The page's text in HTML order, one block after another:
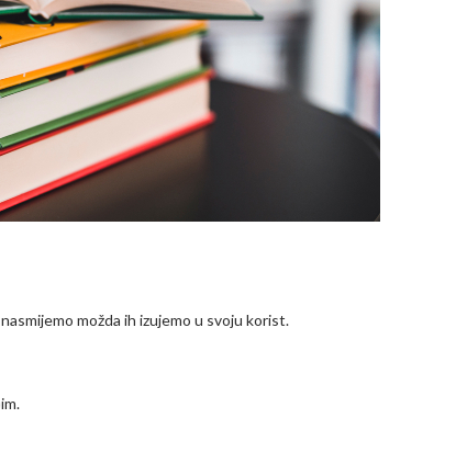
možda ih izujemo u svoju korist.